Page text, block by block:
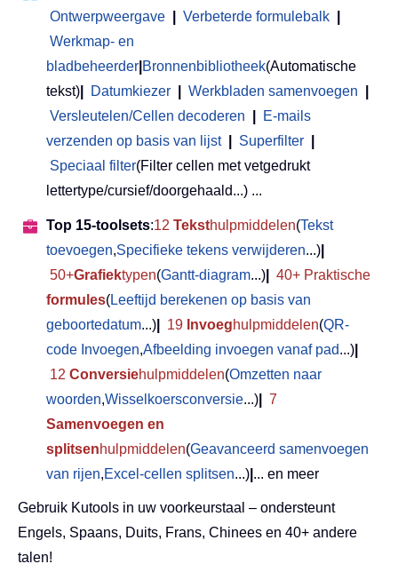
Ontwerpweergave
Verbeterde formulebalk
Werkmap- en
bladbeheerder Bronnenbibliotheek(Automatische
tekst)
Datumkiezer Werkbladen samenvoegen
Versleutelen/Cellen decoderen
E-mails
verzenden op basis van lijst
Superfilter
Speciaal filter(Filter cellen met vetgedrukt
lettertype/cursief/doorgehaald...) ...
Top 15-toolsets:12 Teksthulpmiddelen(Tekst
toevoegen,Specifieke tekens verwijderen...)
50+Grafiektypen(Gantt-diagram...)
40+ Praktische
formules(Leeftijd berekenen op basis van
geboortedatum...) 19 Invoeghulpmiddelen(QR-
code Invoegen,Afbeelding invoegen vanaf pad...)
12 Conversiehulpmiddelen(Omzetten naar
woorden,Wisselkoersconversie...)
7
Samenvoegen en
splitsenhulpmiddelen(Geavanceerd samenvoegen
van rijen,Excel-cellen splitsen...) ... en meer
Gebruik Kutools in uw voorkeurstaal – ondersteunt
Engels, Spaans, Duits, Frans, Chinees en 40+ andere
talen!